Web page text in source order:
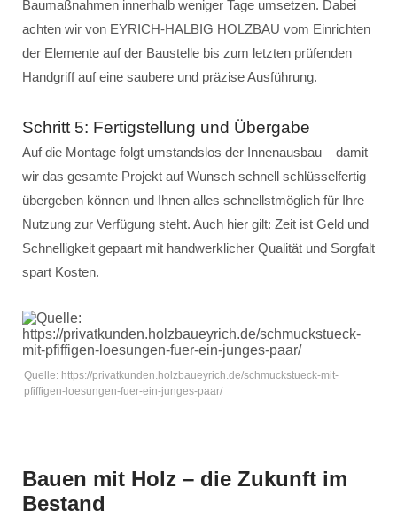
Baumaßnahmen innerhalb weniger Tage umsetzen. Dabei
achten wir von EYRICH-HALBIG HOLZBAU vom Einrichten
der Elemente auf der Baustelle bis zum letzten prüfenden
Handgriff auf eine saubere und präzise Ausführung.
Schritt 5: Fertigstellung und Übergabe
Auf die Montage folgt umstandslos der Innenausbau – damit
wir das gesamte Projekt auf Wunsch schnell schlüsselfertig
übergeben können und Ihnen alles schnellstmöglich für Ihre
Nutzung zur Verfügung steht. Auch hier gilt: Zeit ist Geld und
Schnelligkeit gepaart mit handwerklicher Qualität und Sorgfalt
spart Kosten.
Quelle: https://privatkunden.holzbaueyrich.de/schmuckstueck-mit-
pfiffigen-loesungen-fuer-ein-junges-paar/
Bauen mit Holz – die Zukunft im
Bestand